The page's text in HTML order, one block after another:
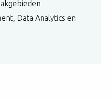
Data Analytics en